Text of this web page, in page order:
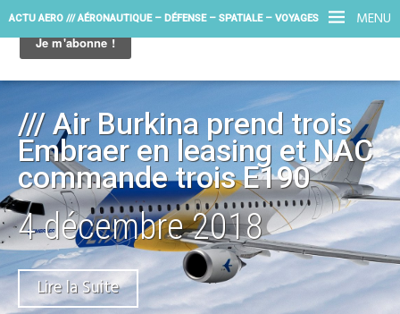
MENU
ACTU AERO /// AÉRONAUTIQUE – DÉFENSE – SPATIALE – VOYAGES
/// Air Burkina prend trois
Embraer en leasing et NAC
commande trois E190
4 décembre 2018
Lire la Suite